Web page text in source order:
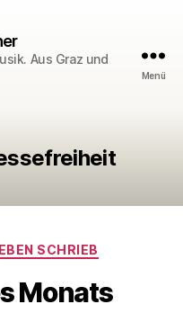
Aus Graz und
Menü
SCHRIEB
Monats